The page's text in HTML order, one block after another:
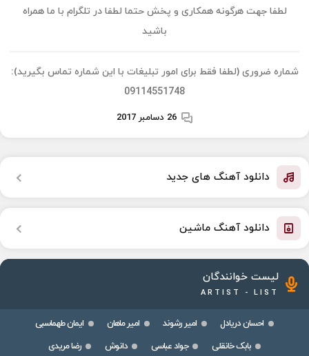
لطفا جهت هرگونه همکاری و پخش حتما لطفا در تلگرام با ما همراه
باشید
شماره ضروری (لطفا فقط برای امور تبلیغات با این شماره تماس بگیرید):
09114551748
26 دسامبر 2017
دانلود آهنگ های جدید
دانلود آهنگ ماشین
لیست خوانندگان
ARTIST - LIST
احسان دریادل امیر رشوند امیر ماهان
ایمان طهماسبی
بابک خانقلی
جواد عباسی دانوش
رضا مریدی